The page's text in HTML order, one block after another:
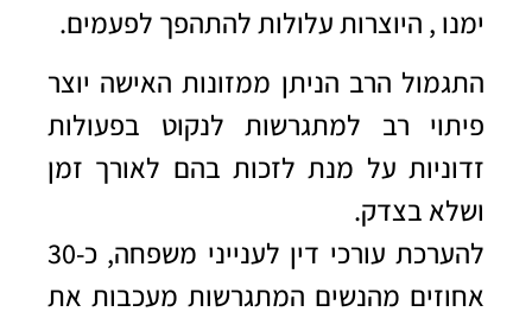
ימנו , היוצרות עלולות להתהפך לפעמים.
התגמול הרב הניתן ממזונות האישה יוצר
פיתוי רב למתגרשות לנקוט בפעולות
זדוניות על מנת לזכות בהם לאורך זמן
ושלא בצדק.
להערכת עורכי דין לענייני משפחה, כ-30
אחוזים מהנשים המתגרשות מעכבות את